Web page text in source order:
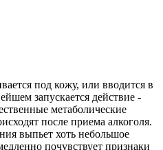
под кожу, или вводится в
запускается действие -
метаболические
после приема алкоголя.
выпьет хоть небольшое
почувствует признаки